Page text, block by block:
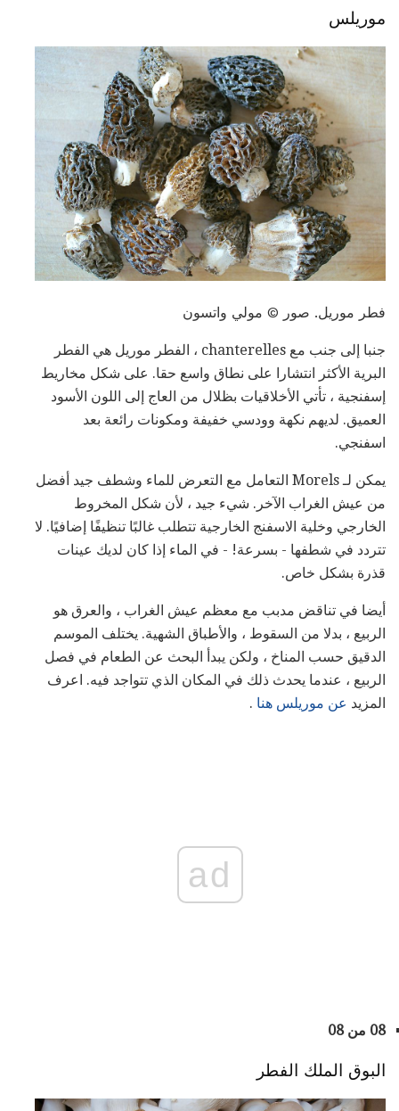
موريلس
فطر موريل. صور © مولي واتسون
جنبا إلى جنب مع chanterelles ، الفطر موريل هي الفطر
البرية الأكثر انتشارا على نطاق واسع حقا. على شكل مخاريط
إسفنجية ، تأتي الأخلاقيات بظلال من العاج إلى اللون الأسود
العميق. لديهم نكهة وودسي خفيفة ومكونات رائعة بعد
اسفنجي.
يمكن لـ Morels التعامل مع التعرض للماء وشطف جيد أفضل
من عيش الغراب الآخر. شيء جيد ، لأن شكل المخروط
الخارجي وخلية الاسفنج الخارجية تتطلب غالبًا تنظيفًا إضافيًا. لا
تتردد في شطفها - بسرعة! - في الماء إذا كان لديك عينات
قذرة بشكل خاص.
أيضا في تناقض مدبب مع معظم عيش الغراب ، والعرق هو
الربيع ، بدلا من السقوط ، والأطباق الشهية. يختلف الموسم
الدقيق حسب المناخ ، ولكن يبدأ البحث عن الطعام في فصل
الربيع ، عندما يحدث ذلك في المكان الذي تتواجد فيه. اعرف
المزيد عن موريلس هنا .
ad
08 من 08
البوق الملك الفطر